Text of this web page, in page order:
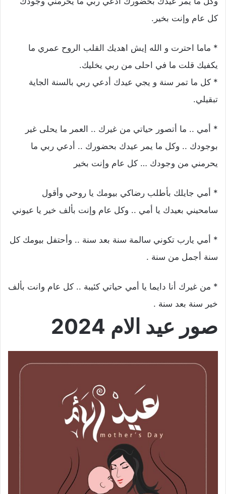
كل عام وإنت بخير.
* ماما احترت و الله إيش اهديك القلب الروح عمري ما
يكفيك قلت ما في احلى من ربي يخليك.
* كل ما تمر سنة و يجي عيدك أدعي ربي بالسنة الجاية
تبقيلي.
* أمي .. ما أتصور حياتي من غيرك .. العمر ما يحلى غير
بوجودك .. وكل ما يمر عيدك بحضورك .. أدعي ربي ما
يحرمني من وجودك … كل عام وإنت بخير
* أمي جايلك بأطلب رضاكي بيومك يا روحي وأقول
سامحيني بعيدك يا أمي .. وكل عام وإنت بألف خير يا عيوني
* أمي يارب تكوني سالمة سنة بعد سنة .. وأحتفل بيومك كل
سنة أجمل من سنة .
* من غيرك أنا دايما يا أمي حياتي كئيبة .. كل عام وانت بألف
خير سنة بعد سنة .
صور عيد الام 2024